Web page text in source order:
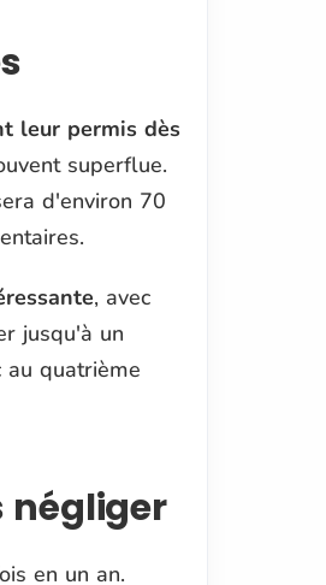
leur permis dès
superflue.
d'environ 70
, avec
jusqu'à un
quatrième
négliger
en un an.